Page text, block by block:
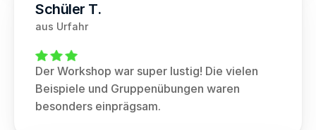
Schüler T.
aus Urfahr
Der Workshop war super lustig! Die vielen
Beispiele und Gruppenübungen waren
besonders einprägsam.